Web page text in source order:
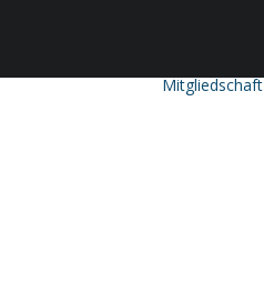
Mitgliedschaft